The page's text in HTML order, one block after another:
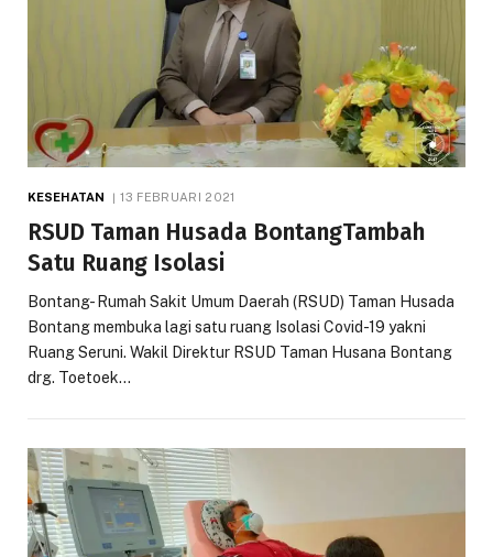
KESEHATAN 13 FEBRUARI 2021
RSUD Taman Husada BontangTambah
Satu Ruang Isolasi
Bontang- Rumah Sakit Umum Daerah (RSUD) Taman Husada
Bontang membuka lagi satu ruang Isolasi Covid-19 yakni
Ruang Seruni. Wakil Direktur RSUD Taman Husana Bontang
drg. Toetoek…